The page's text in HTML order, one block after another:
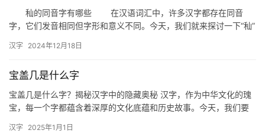
词
音
秈的同音字有哪些 在汉语词汇中，许多汉字都存在同音
字，它们发音相同但字形和意义不同。今天，我们就来探讨一下“秈”
汉字 2024年12月18日
宝盖几是什么字
宝盖几是什么字？揭秘汉字中的隐藏奥秘 汉字，作为中华文化的瑰
宝，每一个字都蕴含着深厚的文化底蕴和历史故事。今天，我们要
盖…
汉字 2025年1月1日